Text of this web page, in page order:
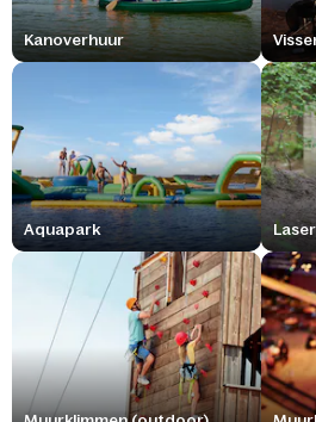
Kanoverhuur
Aquapark